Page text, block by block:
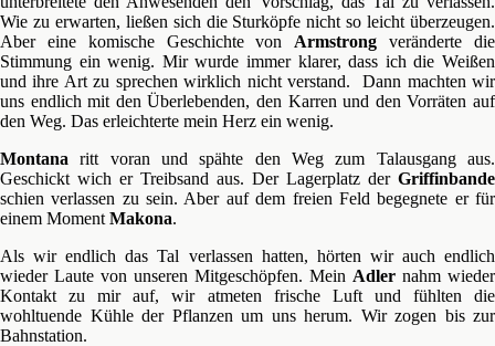
Wie zu erwarten, ließen sich die Sturköpfe nicht so leicht überzeugen.
Aber eine komische Geschichte von Armstrong veränderte die
Stimmung ein wenig. Mir wurde immer klarer, dass ich die Weißen
und ihre Art zu sprechen wirklich nicht verstand. Dann machten wir
uns endlich mit den Überlebenden, den Karren und den Vorräten auf
den Weg. Das erleichterte mein Herz ein wenig.
Montana ritt voran und spähte den Weg zum Talausgang aus.
Geschickt wich er Treibsand aus. Der Lagerplatz der Griffinbande
schien verlassen zu sein. Aber auf dem freien Feld begegnete er für
einem Moment Makona.
Als wir endlich das Tal verlassen hatten, hörten wir auch endlich
wieder Laute von unseren Mitgeschöpfen. Mein Adler nahm wieder
Kontakt zu mir auf, wir atmeten frische Luft und fühlten die
wohltuende Kühle der Pflanzen um uns herum. Wir zogen bis zur
Bahnstation.